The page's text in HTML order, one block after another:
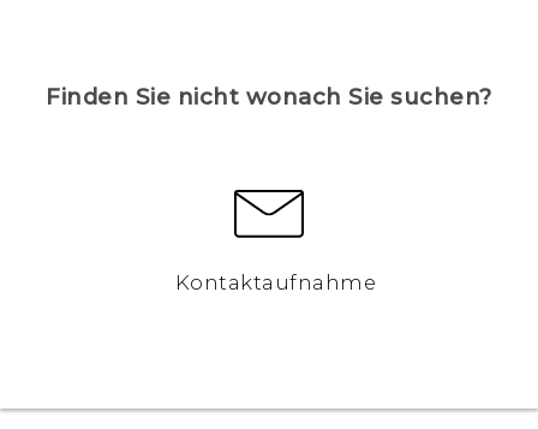
Finden Sie nicht wonach Sie suchen?
Kontaktaufnahme